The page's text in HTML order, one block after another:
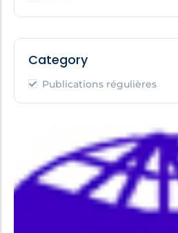
Category
Publications régulières